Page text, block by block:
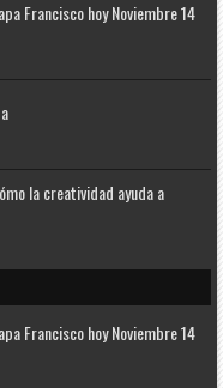
Francisco hoy Noviembre 14
la creatividad ayuda a
Francisco hoy Noviembre 14